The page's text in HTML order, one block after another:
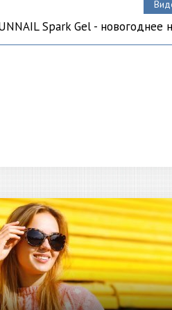
Spark Gel - новогоднее